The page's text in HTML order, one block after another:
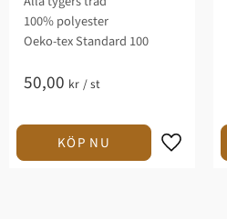
100% polyester
Oeko-tex Standard 100
50,00 kr /st